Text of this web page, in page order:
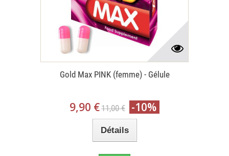
Gold Max PINK (femme) - Gélule
9,90 €11,00 € -10%
Détails